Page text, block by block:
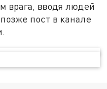
врага, вводя людей
пост в канале